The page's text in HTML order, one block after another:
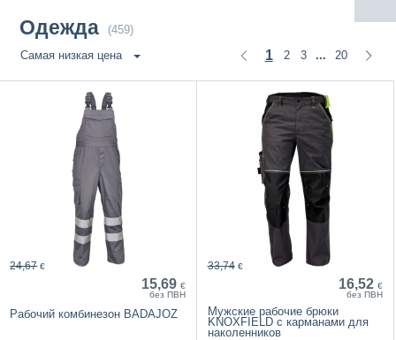
Oдежда (459)
1 2 3 ... 20
Самая низкая цена
15,69 €
без ПВН
24,67 €
Рабочий комбинезон BADAJOZ
16,52 €
без ПВН
33,74 €
Мужские рабочие брюки
KNOXFIELD с карманами для
наколенников